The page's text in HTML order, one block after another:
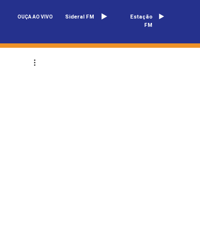
OUÇA AO VIVO Sideral FM
Estação
FM